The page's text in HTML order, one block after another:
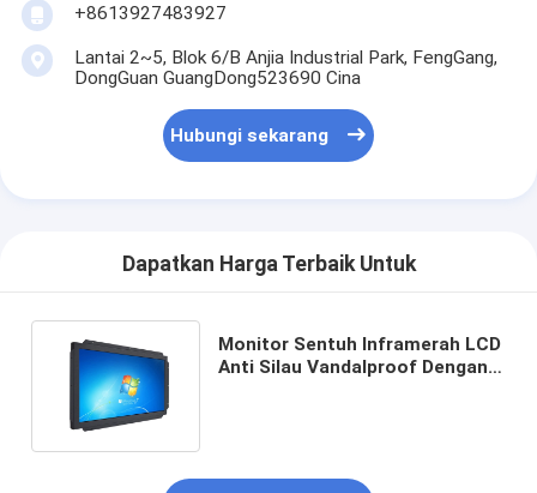
+8613927483927
Lantai 2~5, Blok 6/B Anjia Industrial Park, FengGang,
DongGuan GuangDong523690 Cina
Hubungi sekarang
Dapatkan Harga Terbaik Untuk
Monitor Sentuh Inframerah LCD
Anti Silau Vandalproof Dengan